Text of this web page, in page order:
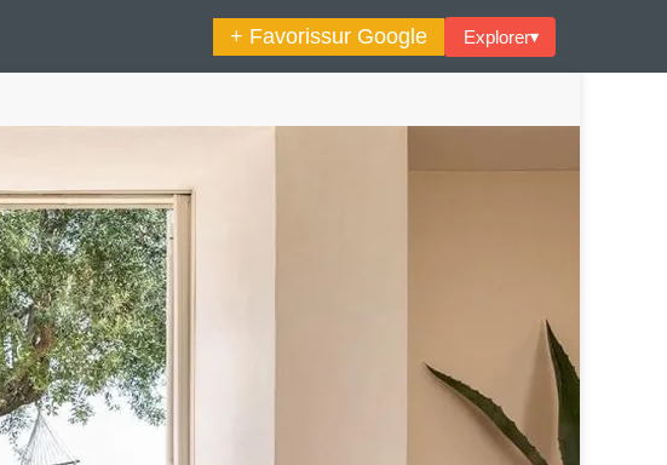
+ Favorissur Google Explorer▾
La Semaine Décoration Et Design
Les Trouvailles Déco Du Jour
Vintage On Décode La Déco